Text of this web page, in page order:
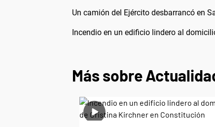
Un camión del Ejército desbarrancó en
Incendio en un edificio lindero al
Más sobre